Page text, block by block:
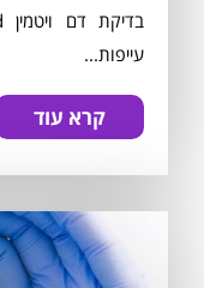
עייפות...
קרא עוד